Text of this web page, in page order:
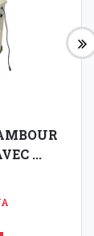
...